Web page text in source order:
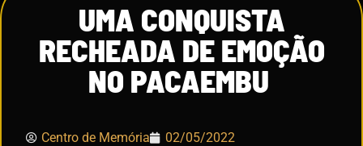
UMA CONQUISTA
RECHEADA DE EMOÇÃO
NO PACAEMBU
Centro de Memória 02/05/2022